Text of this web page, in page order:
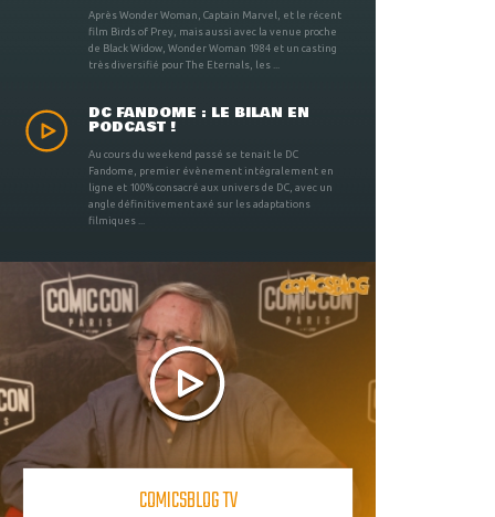
Après Wonder Woman, Captain Marvel, et le récent
film Birds of Prey, mais aussi avec la venue proche
de Black Widow, Wonder Woman 1984 et un casting
très diversifié pour The Eternals, les ...
DC FANDOME : LE BILAN EN
PODCAST !
Au cours du weekend passé se tenait le DC
Fandome, premier évènement intégralement en
ligne et 100% consacré aux univers de DC, avec un
angle définitivement axé sur les adaptations
filmiques ...
COMICSBLOG TV